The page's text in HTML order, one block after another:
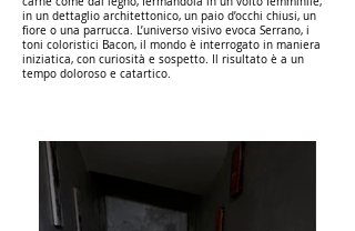
in un dettaglio architettonico, un paio d’occhi chiusi, un
fiore o una parrucca. L’universo visivo evoca Serrano, i
toni coloristici Bacon, il mondo è interrogato in maniera
iniziatica, con curiosità e sospetto. Il risultato è a un
tempo doloroso e catartico.